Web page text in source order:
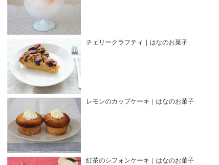
チェリークラフティ｜はなのお菓子
レモンのカップケーキ｜はなのお菓子
紅茶のシフォンケーキ｜はなのお菓子